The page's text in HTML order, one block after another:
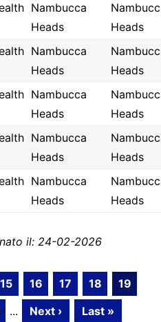
Nambucca
Heads
Heads
Nambucca
Heads
Heads
Nambucca
Heads
Heads
Nambucca
Heads
Heads
Nambucca
Heads
Heads
il: 24-02-2026
15 16 17 18
19
... Next › Last »